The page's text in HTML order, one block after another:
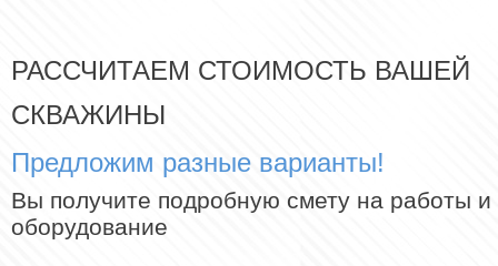
РАССЧИТАЕМ СТОИМОСТЬ ВАШЕЙ
СКВАЖИНЫ
Предложим разные варианты!
Вы получите подробную смету на работы и
оборудование